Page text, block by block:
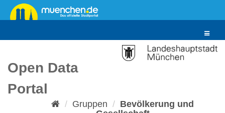
Überspringen
zum
Toggle
Open Data
Portal
Gruppen
Bevölkerung und